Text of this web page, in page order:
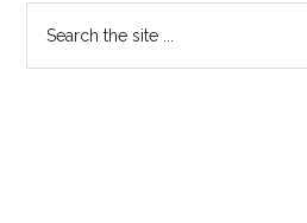
Primary
Sidebar
the